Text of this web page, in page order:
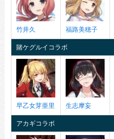
竹井久 福路美穂子
賭ケグルイコラボ
早乙女芽亜里 生志摩妄
アカギコラボ